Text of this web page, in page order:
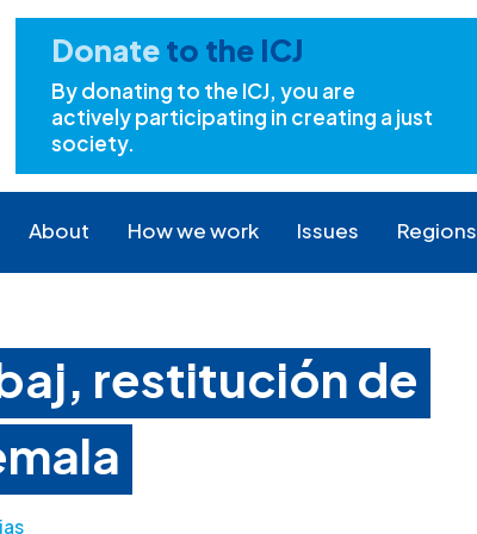
Donateto the ICJ
By donating to the ICJ, you are
actively participating in creating a just
society.
About How we work Issues Regions
restitución de